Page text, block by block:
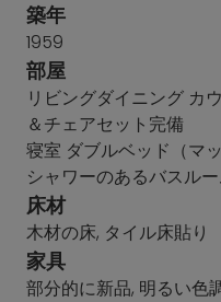
築年
1959
部屋
リビングダイニング カ
＆チェアセット完備
寝室 ダブルベッド（マ
シャワーのあるバスル
床材
木材の床, タイル床貼り
家具
部分的に新品, 明るい色